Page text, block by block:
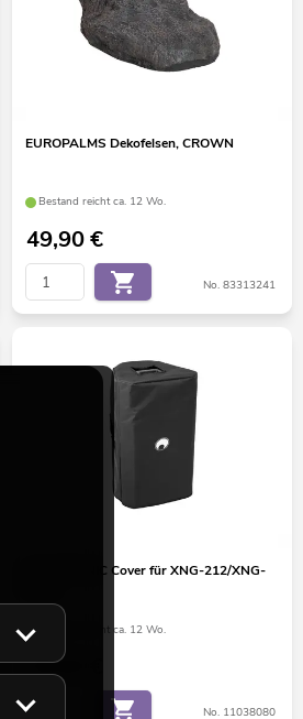
EUROPALMS Dekofelsen, CROWN
Bestand reicht ca. 12 Wo.
49,90€
No. 83313241
OMNITRONIC Cover für XNG-212/XNG-
Bestand reicht ca. 12 Wo.
39,90
No. 11038080